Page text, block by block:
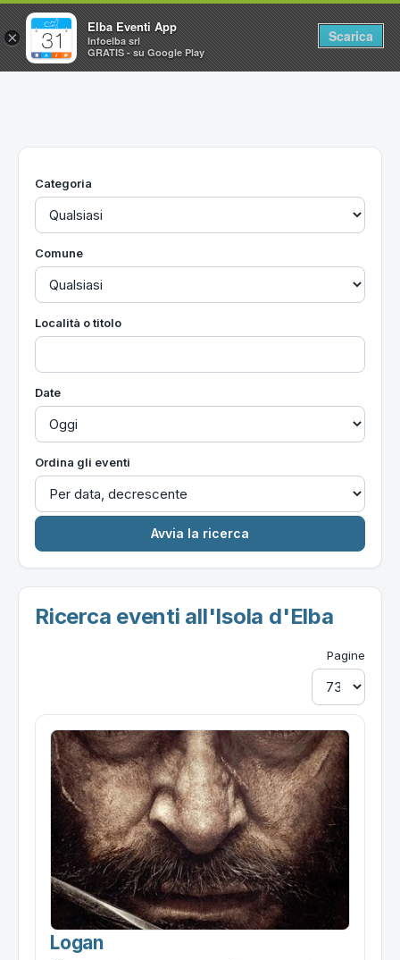
Home
Utilità
Categoria
Comune
Località o titolo
Date
Ordina gli eventi
Ricerca eventi all'Isola d'Elba
Pagine
Logan
×
Elba Eventi App
Infoelba srl
GRATIS - su Google Play
Scarica